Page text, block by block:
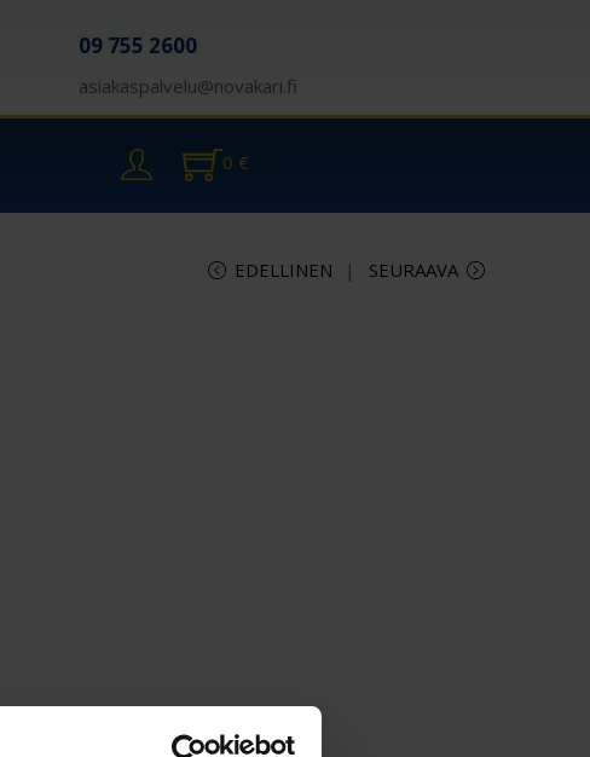
09 755 2600
asiakaspalvelu@novakari.fi
0 €
EDELLINEN SEURAAVA